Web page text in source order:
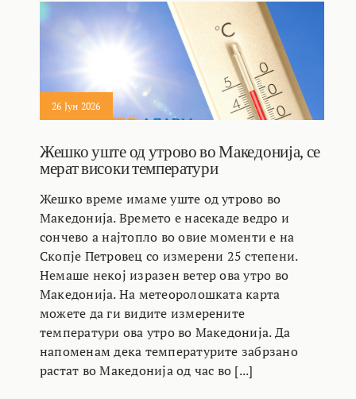
26 Јун 2026
Жешко уште од утрово во Македонија, се
мерат високи температури
Жешко време имаме уште од утрово во
Македонија. Времето е насекаде ведро и
сончево а најтопло во овие моменти е на
Скопје Петровец со измерени 25 степени.
Немаше некој изразен ветер ова утро во
Македонија. На метеоролошката карта
можете да ги видите измерените
температури ова утро во Македонија. Да
напоменам дека температурите забрзано
растат во Македонија од час во [...]